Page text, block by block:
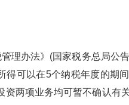
理办法》(国家税务总局公
可以在5个纳税年度的期
两项业务均可暂不确认有